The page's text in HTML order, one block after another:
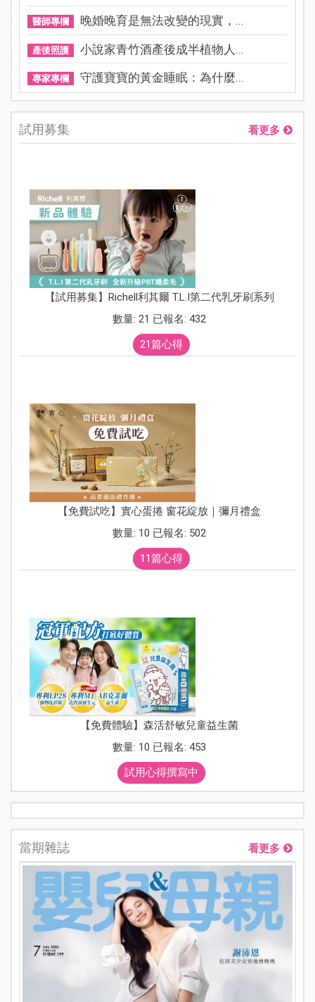
醫師專欄 晚婚晚育是無法改變的現實，...
產後照護 小說家青竹酒產後成半植物人...
專家專欄 守護寶寶的黃金睡眠：為什麼...
試用募集 看更多
【試用募集】Richell利其爾 T.L.I第二代乳牙刷系列
數量: 21 已報名: 432
21篇心得
【免費試吃】實心蛋捲 窗花綻放｜彌月禮盒
數量: 10 已報名: 502
11篇心得
【免費體驗】森活舒敏兒童益生菌
數量: 10 已報名: 453
試用心得撰寫中
當期雜誌 看更多